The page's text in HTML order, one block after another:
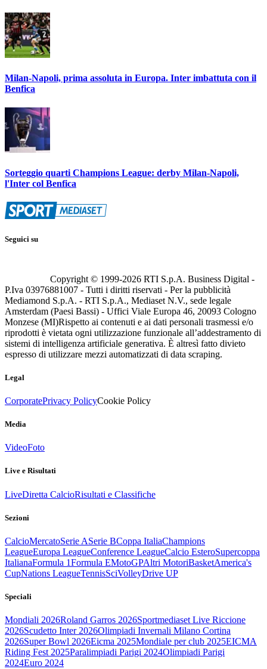
Milan-Napoli, prima assoluta in Europa. Inter imbattuta con il
Benfica
Sorteggio quarti Champions League: derby Milan-Napoli,
l'Inter col Benfica
Seguici su
Copyright © 1999-2026 RTI S.p.A. Business Digital -
P.Iva 03976881007 - Tutti i diritti riservati - Per la pubblicità
Mediamond S.p.A. - RTI S.p.A., Mediaset N.V., sede legale
Amsterdam (Paesi Bassi) - Uffici Viale Europa 46, 20093 Cologno
Monzese (MI)Rispetto ai contenuti e ai dati personali trasmessi e/o
riprodotti è vietata ogni utilizzazione funzionale all’addestramento di
sistemi di intelligenza artificiale generativa. È altresì fatto divieto
espresso di utilizzare mezzi automatizzati di data scraping.
Legal
CorporatePrivacy PolicyCookie Policy
Media
VideoFoto
Live e Risultati
LiveDiretta CalcioRisultati e Classifiche
Sezioni
CalcioMercatoSerie ASerie BCoppa ItaliaChampions
LeagueEuropa LeagueConference LeagueCalcio EsteroSupercoppa
ItalianaFormula 1Formula EMotoGPAltri MotoriBasketAmerica's
CupNations LeagueTennisSciVolleyDrive UP
Speciali
Mondiali 2026Roland Garros 2026Sportmediaset Live Riccione
2026Scudetto Inter 2026Olimpiadi Invernali Milano Cortina
2026Super Bowl 2026Eicma 2025Mondiale per club 2025EICMA
Riding Fest 2025Paralimpiadi Parigi 2024Olimpiadi Parigi
2024Euro 2024